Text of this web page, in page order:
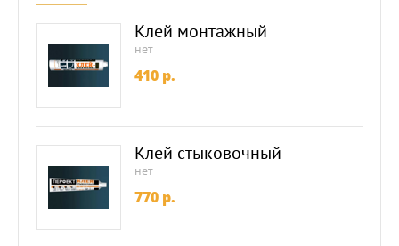
Клей монтажный
нет
410 p.
Клей стыковочный
нет
770 p.